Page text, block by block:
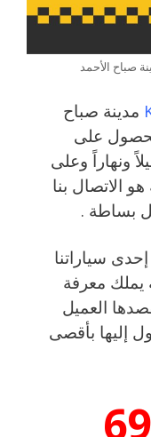
صباح الأحمد
مدينة صباح
على
ونهاراً وعلى
الاتصال بنا
بساطة .
سياراتنا
يملك معرفة
العميل
إليها بأقصى